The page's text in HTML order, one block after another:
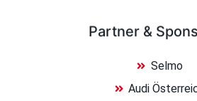
Partner &
Selmo
Audi